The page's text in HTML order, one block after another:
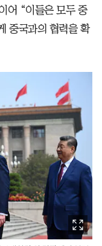
어 “이들은 모두 중
중국과의 협력을 확